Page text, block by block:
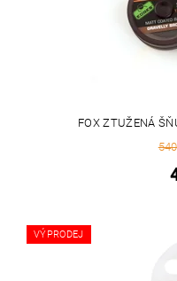
FOX ZTUŽENÁ
VÝPRODEJ